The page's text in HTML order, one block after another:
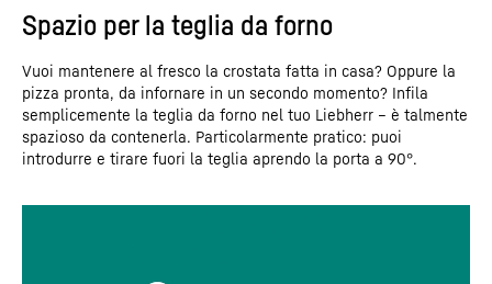
Spazio per la teglia da forno
Vuoi mantenere al fresco la crostata fatta in casa? Oppure la
pizza pronta, da infornare in un secondo momento? Infila
semplicemente la teglia da forno nel tuo Liebherr – è talmente
spazioso da contenerla. Particolarmente pratico: puoi
introdurre e tirare fuori la teglia aprendo la porta a 90°.